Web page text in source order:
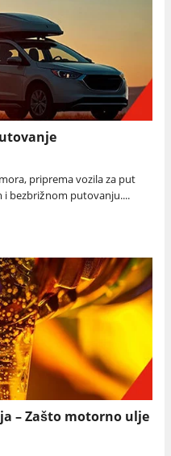
priprema vozila za put
bezbrižnom putovanju....
– Zašto motorno ulje